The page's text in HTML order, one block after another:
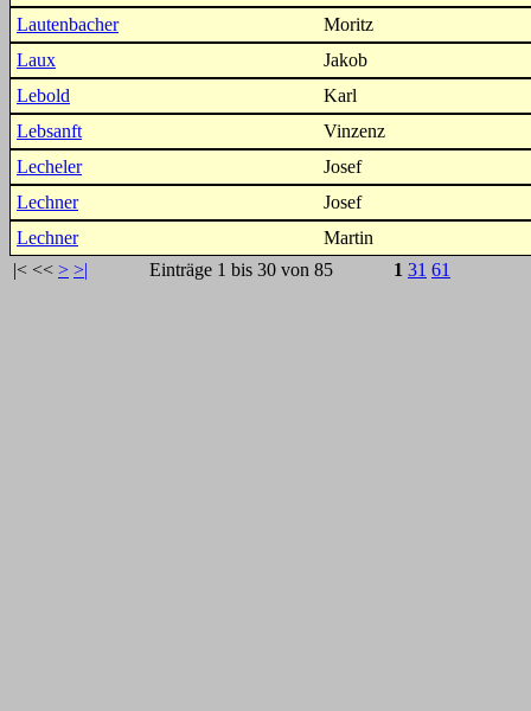
Lautenbacher
Moritz
Laux
Jakob
Lebold
Karl
Lebsanft
Vinzenz
Lecheler
Josef
Lechner
Josef
Lechner
Martin
|< << > >| Einträge 1 bis 30 von 85 1 31 61